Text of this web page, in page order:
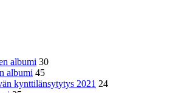
albumi 30
albumi 45
kynttilänsytytys 2021 24